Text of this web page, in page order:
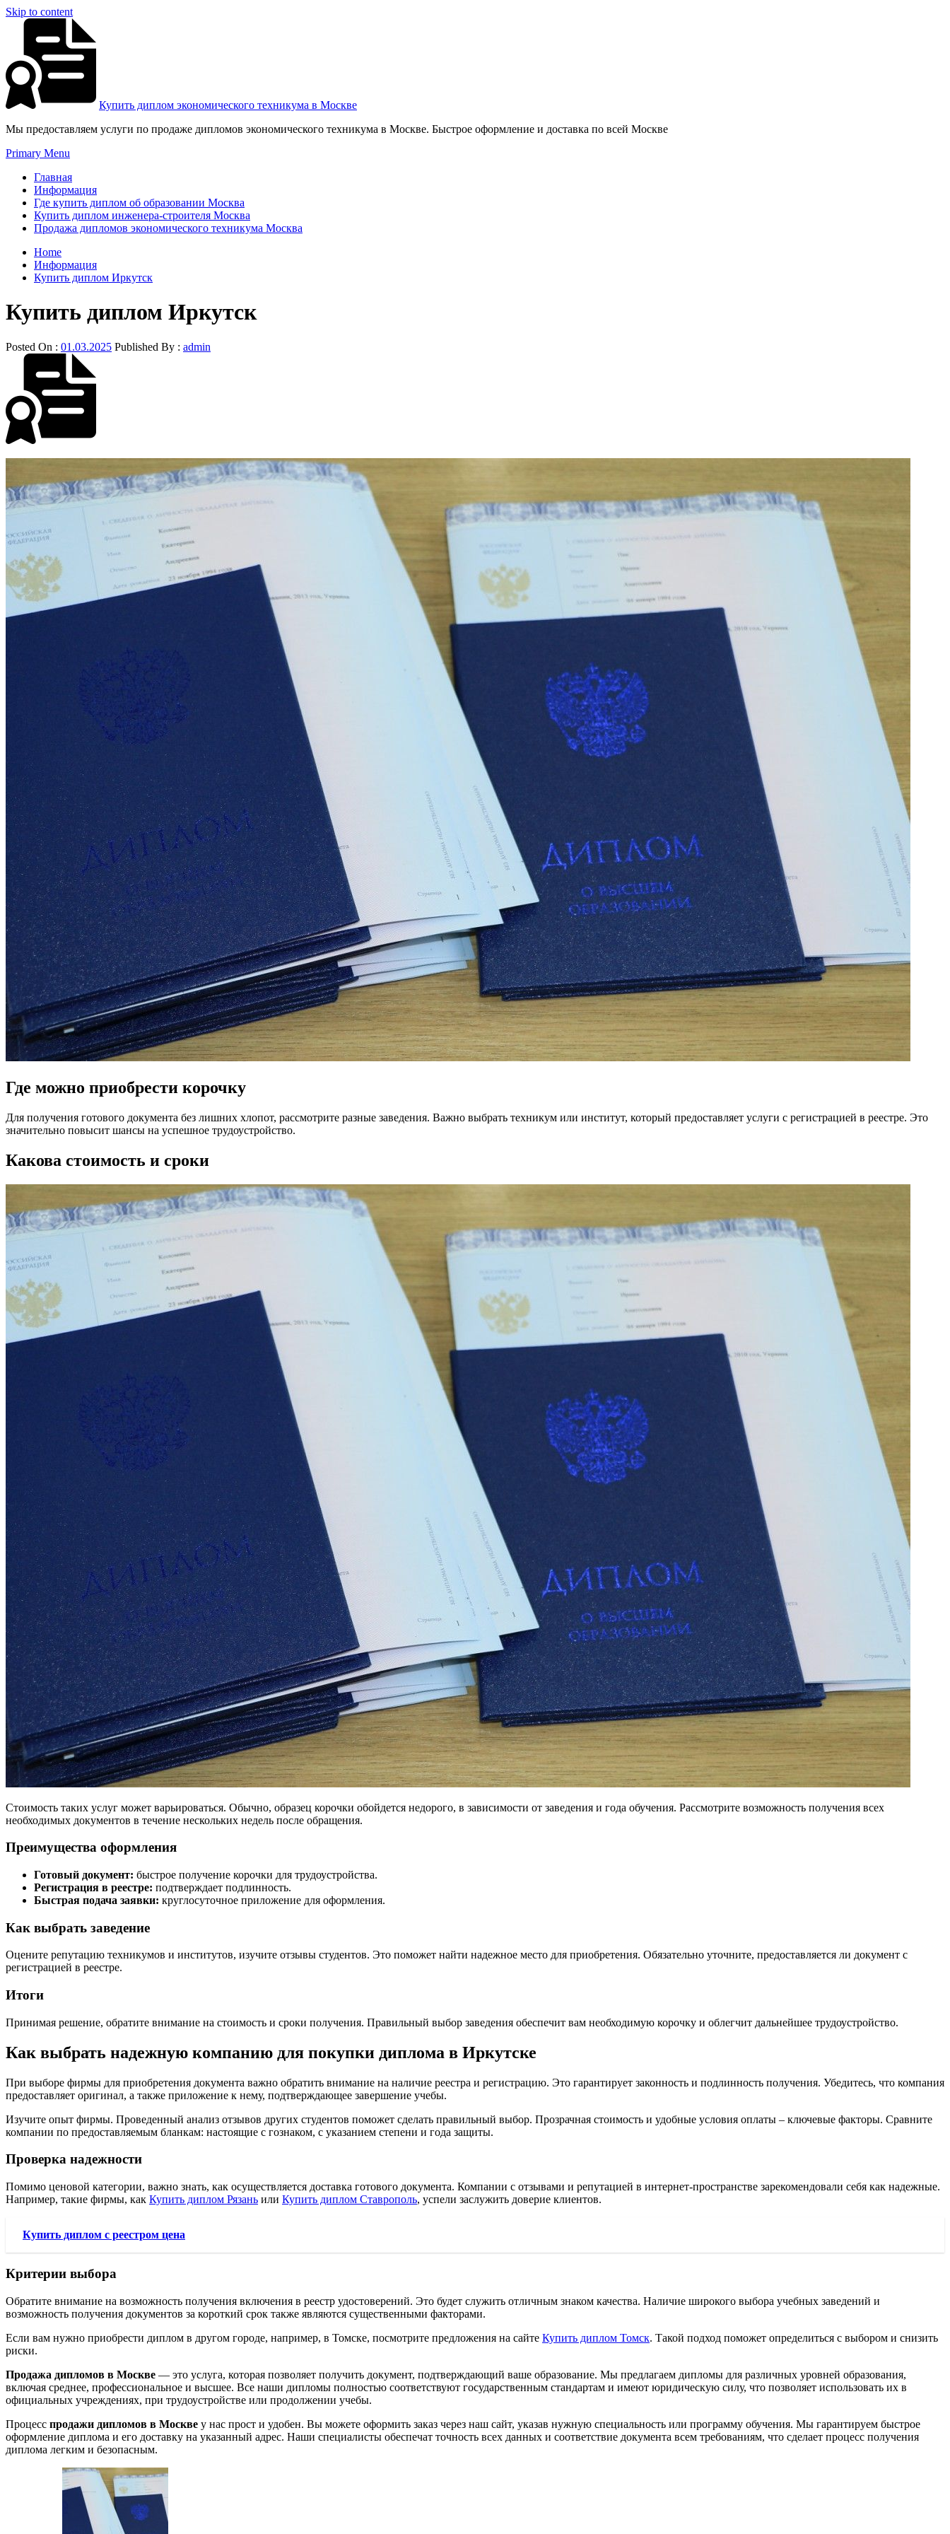
Skip to content
Купить диплом экономического техникума в Москве
Мы предоставляем услуги по продаже дипломов экономического техникума в Москве. Быстрое оформление и доставка по всей Москве
Primary Menu
Главная
Информация
Где купить диплом об образовании Москва
Купить диплом инженера-строителя Москва
Продажа дипломов экономического техникума Москва
Home
Информация
Купить диплом Иркутск
Купить диплом Иркутск
Posted On : 01.03.2025 Published By : admin
Где можно приобрести корочку
Для получения готового документа без лишних хлопот, рассмотрите разные заведения. Важно выбрать техникум или институт, который предоставляет услуги с регистрацией в реестре. Это
значительно повысит шансы на успешное трудоустройство.
Какова стоимость и сроки
Стоимость таких услуг может варьироваться. Обычно, образец корочки обойдется недорого, в зависимости от заведения и года обучения. Рассмотрите возможность получения всех
необходимых документов в течение нескольких недель после обращения.
Преимущества оформления
Готовый документ: быстрое получение корочки для трудоустройства.
Регистрация в реестре: подтверждает подлинность.
Быстрая подача заявки: круглосуточное приложение для оформления.
Как выбрать заведение
Оцените репутацию техникумов и институтов, изучите отзывы студентов. Это поможет найти надежное место для приобретения. Обязательно уточните, предоставляется ли документ с
регистрацией в реестре.
Итоги
Принимая решение, обратите внимание на стоимость и сроки получения. Правильный выбор заведения обеспечит вам необходимую корочку и облегчит дальнейшее трудоустройство.
Как выбрать надежную компанию для покупки диплома в Иркутске
При выборе фирмы для приобретения документа важно обратить внимание на наличие реестра и регистрацию. Это гарантирует законность и подлинность получения. Убедитесь, что компания
предоставляет оригинал, а также приложение к нему, подтверждающее завершение учебы.
Изучите опыт фирмы. Проведенный анализ отзывов других студентов поможет сделать правильный выбор. Прозрачная стоимость и удобные условия оплаты – ключевые факторы. Сравните
компании по предоставляемым бланкам: настоящие с гознаком, с указанием степени и года защиты.
Проверка надежности
Помимо ценовой категории, важно знать, как осуществляется доставка готового документа. Компании с отзывами и репутацией в интернет-пространстве зарекомендовали себя как надежные.
Например, такие фирмы, как Купить диплом Рязань или Купить диплом Ставрополь, успели заслужить доверие клиентов.
Купить диплом с реестром цена
Критерии выбора
Обратите внимание на возможность получения включения в реестр удостоверений. Это будет служить отличным знаком качества. Наличие широкого выбора учебных заведений и
возможность получения документов за короткий срок также являются существенными факторами.
Если вам нужно приобрести диплом в другом городе, например, в Томске, посмотрите предложения на сайте Купить диплом Томск. Такой подход поможет определиться с выбором и снизить
риски.
Продажа дипломов в Москве — это услуга, которая позволяет получить документ, подтверждающий ваше образование. Мы предлагаем дипломы для различных уровней образования,
включая среднее, профессиональное и высшее. Все наши дипломы полностью соответствуют государственным стандартам и имеют юридическую силу, что позволяет использовать их в
официальных учреждениях, при трудоустройстве или продолжении учебы.
Процесс продажи дипломов в Москве у нас прост и удобен. Вы можете оформить заказ через наш сайт, указав нужную специальность или программу обучения. Мы гарантируем быстрое
оформление диплома и его доставку на указанный адрес. Наши специалисты обеспечат точность всех данных и соответствие документа всем требованиям, что сделает процесс получения
диплома легким и безопасным.